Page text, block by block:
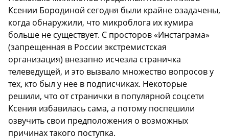
Ксении Бородиной сегодня были крайне озадачены,
когда обнаружили, что микроблога их кумира
больше не существует. С просторов «Инстаграма»
(запрещенная в России экстремистская
организация) внезапно исчезла страничка
телеведущей, и это вызвало множество вопросов у
тех, кто был у нее в подписчиках. Некоторые
решили, что от странички в популярной соцсети
Ксения избавилась сама, а потому поспешили
озвучить свои предположения о возможных
причинах такого поступка.